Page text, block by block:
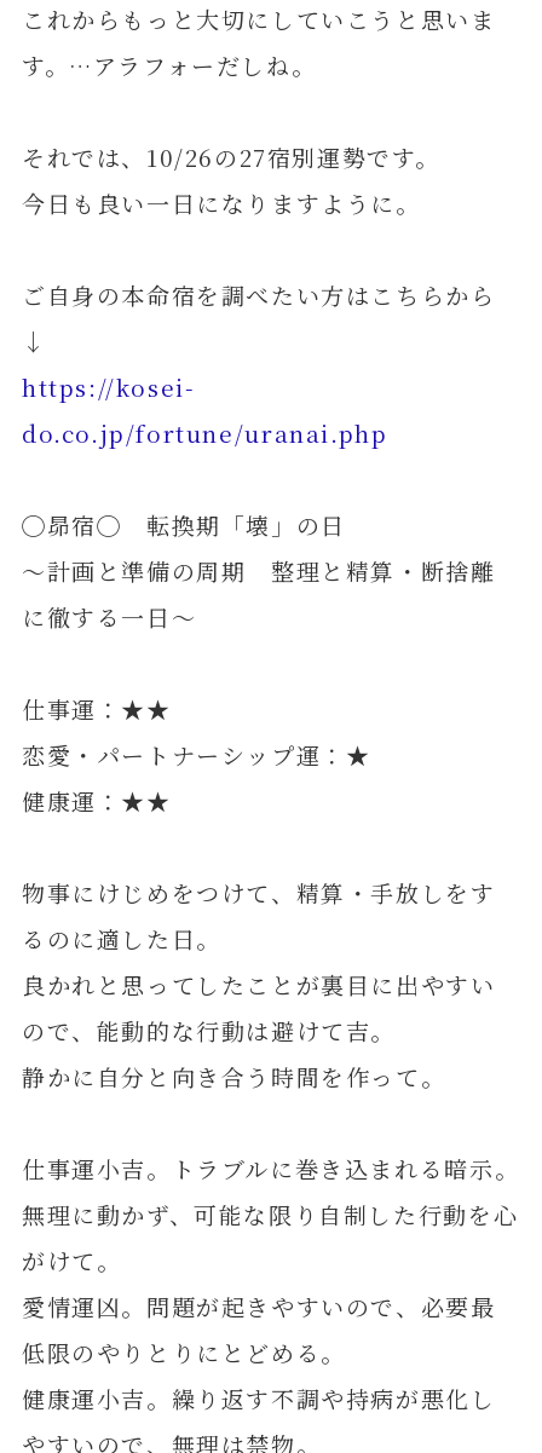
これからもっと大切にしていこうと思いま
す。…アラフォーだしね。
それでは、10/26の27宿別運勢です。
今日も良い一日になりますように。
ご自身の本命宿を調べたい方はこちらから
↓
https://kosei-
do.co.jp/fortune/uranai.php
◯昴宿◯ 転換期「壊」の日
～計画と準備の周期 整理と精算・断捨離
に徹する一日～
仕事運：★★
恋愛・パートナーシップ運：★
健康運：★★
物事にけじめをつけて、精算・手放しをす
るのに適した日。
良かれと思ってしたことが裏目に出やすい
ので、能動的な行動は避けて吉。
静かに自分と向き合う時間を作って。
仕事運小吉。トラブルに巻き込まれる暗示。
無理に動かず、可能な限り自制した行動を心
がけて。
愛情運凶。問題が起きやすいので、必要最
低限のやりとりにとどめる。
健康運小吉。繰り返す不調や持病が悪化し
やすいので、無理は禁物。